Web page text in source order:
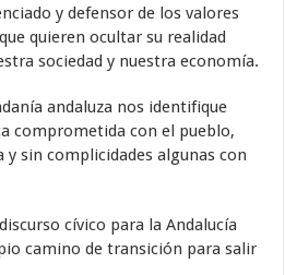
y defensor de los valores
quieren ocultar su realidad
sociedad y nuestra economía.
andaluza nos identifique
comprometida con el pueblo,
sin complicidades algunas con
cívico para la Andalucía
camino de transición para salir